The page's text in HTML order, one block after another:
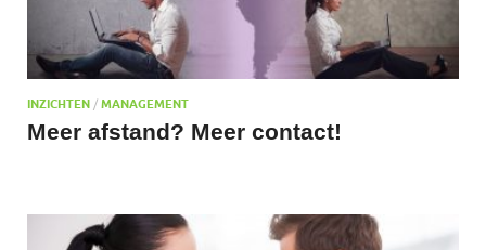
INZICHTEN / MANAGEMENT
Meer afstand? Meer contact!